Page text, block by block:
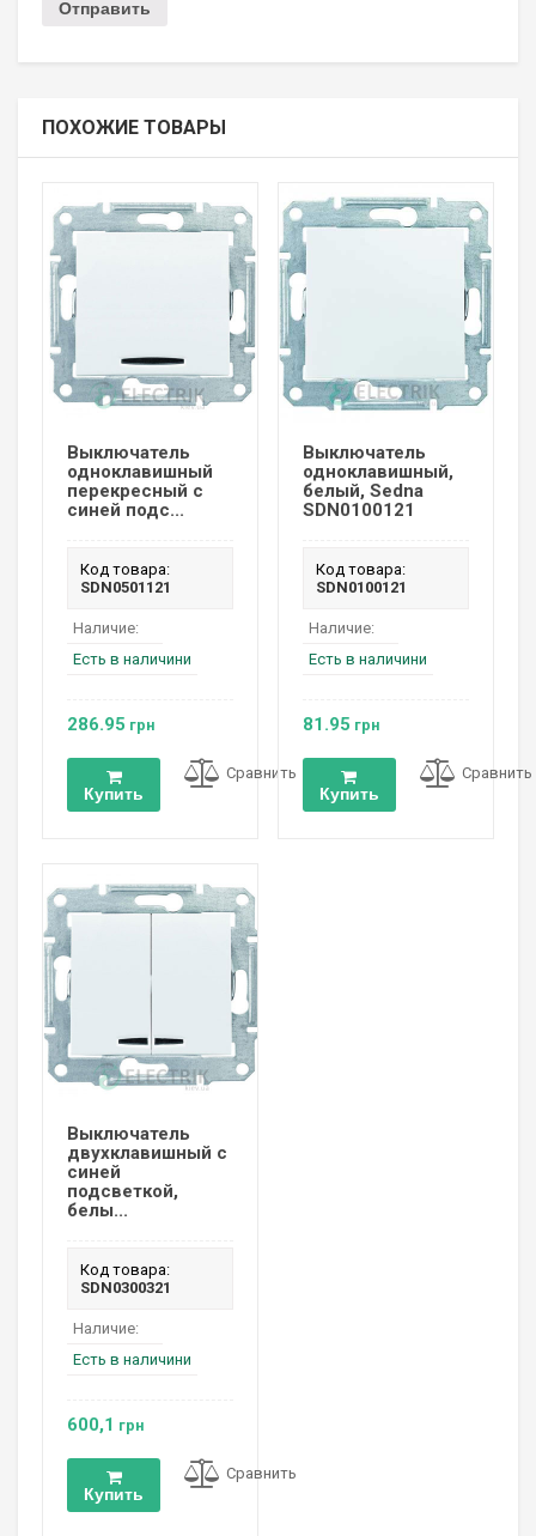
ПОХОЖИЕ ТОВАРЫ
Выключатель
одноклавишный
перекресный с
синей подс...
Код товара:
SDN0501121
Наличие:
Есть в наличини
286.95 грн
Купить
Сравнить
Выключатель
одноклавишный,
белый, Sedna
SDN0100121
Код товара:
SDN0100121
Наличие:
Есть в наличини
81.95 грн
Купить
Сравнить
Выключатель
двухклавишный с
синей
подсветкой,
белы...
Код товара:
SDN0300321
Наличие:
Есть в наличини
600,1 грн
Купить
Сравнить